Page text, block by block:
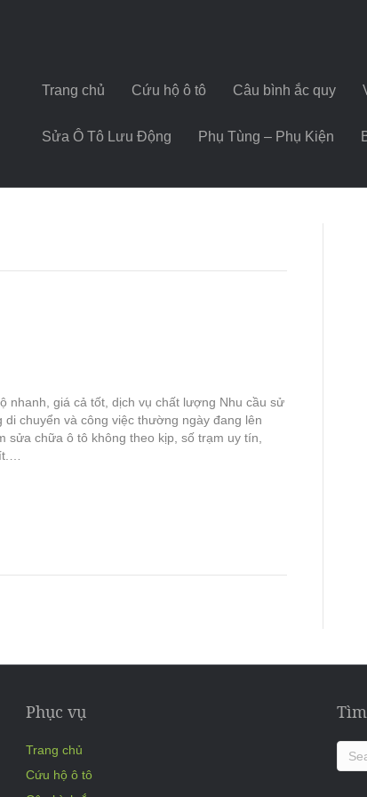
Trang chủ Cứu hộ ô tô Câu bình ắc quy
Sửa Ô Tô Lưu Động Phụ Tùng – Phụ Kiện
nhanh, giá cả tốt, dịch vụ chất lượng Nhu cầu sử
di chuyển và công việc thường ngày đang lên
sửa chữa ô tô không theo kịp, số trạm uy tín,
Phục vụ
Trang chủ
Cứu hộ ô tô